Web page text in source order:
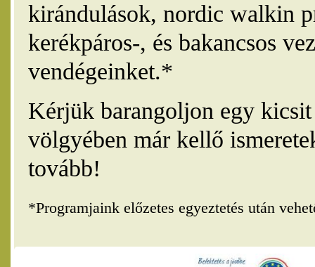
kirándulások, nordic walkin
kerékpáros-, és bakancsos
vendégeinket.*
Kérjük barangoljon egy
völgyében már kellő
tovább!
*Programjaink előzetes egyeztetés után